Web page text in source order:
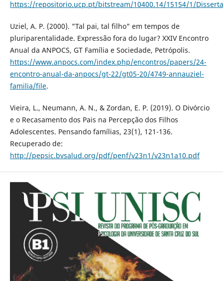
https://repositorio.ucp.pt/bitstream/10400.14/15154/1/
Uziel, A. P. (2000). "Tal pai, tal filho" em tempos de
pluriparentalidade. Expressão fora do lugar? XXIV Encontro
Anual da ANPOCS, GT Família e Sociedade, Petrópolis.
https://www.anpocs.com/index.php/encontros/papers/24-
encontro-anual-da-anpocs/gt-22/gt05-20/4749-annauziel-
familia/file.
Vieira, L., Neumann, A. N., & Zordan, E. P. (2019). O Divórcio
e o Recasamento dos Pais na Percepção dos Filhos
Adolescentes. Pensando famílias, 23(1), 121-136.
Recuperado de:
http://pepsic.bvsalud.org/pdf/penf/v23n1/v23n1a10.pdf